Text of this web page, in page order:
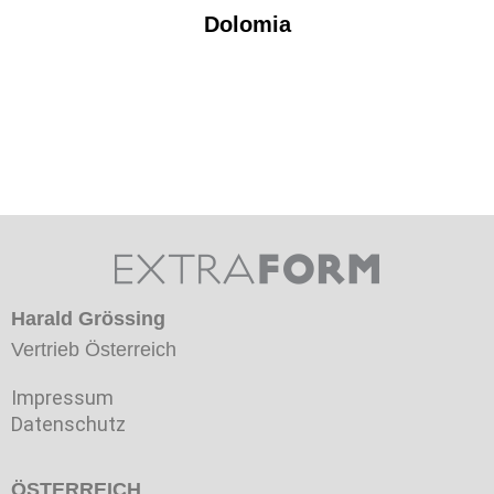
Dolomia
Harald Grössing
Vertrieb Österreich
Impressum
Datenschutz
ÖSTERREICH